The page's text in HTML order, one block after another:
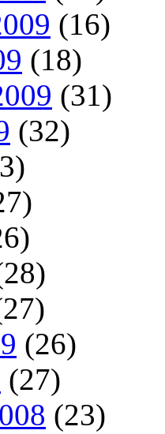
(16)
(18)
(31)
(32)
(26)
(27)
(23)